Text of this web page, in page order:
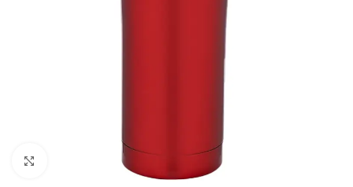
Büyütmek için tıklayın